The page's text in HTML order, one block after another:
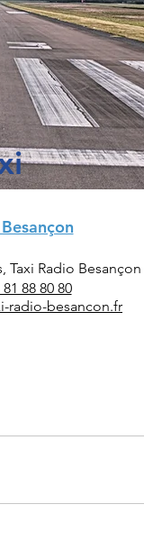
Taxi Radio Besançon
88 80 80
radio-besancon.fr